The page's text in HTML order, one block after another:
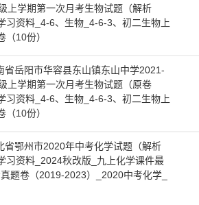
上学期第一次月考生物试题（解析
习资料_4-6、生物_4-6-3、初二生物上
（10份）
省岳阳市华容县东山镇东山中学2021-
上学期第一次月考生物试题（原卷
习资料_4-6、生物_4-6-3、初二生物上
（10份）
省鄂州市2020年中考化学试题（解析
习资料_2024秋改版_九上化学课件最
题卷（2019-2023）_2020中考化学_